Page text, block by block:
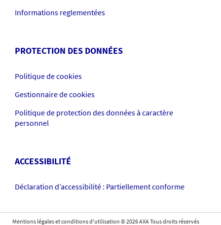
Informations reglementées
PROTECTION DES DONNÉES
Politique de cookies
Gestionnaire de cookies
Politique de protection des données à caractère
personnel
ACCESSIBILITÉ
Déclaration d’accessibilité : Partiellement conforme
Mentions légales et conditions d'utilisation ©2026AXA Tous droits réservés